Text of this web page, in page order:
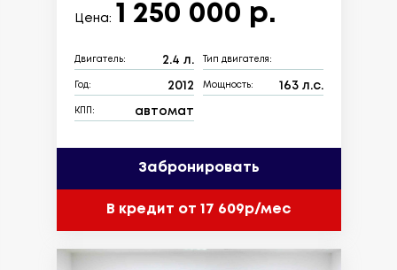
Цена: 1 250 000 р.
Двигатель: 2.4 л. Тип двигателя:
Год: 2012 Мощность: 163 л.с.
КПП: автомат
Забронировать
В кредит от 17 609р/мес